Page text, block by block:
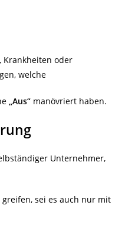
Krankheiten oder
welche
„Aus“ manövriert haben.
Unternehmer,
sei es auch nur mit